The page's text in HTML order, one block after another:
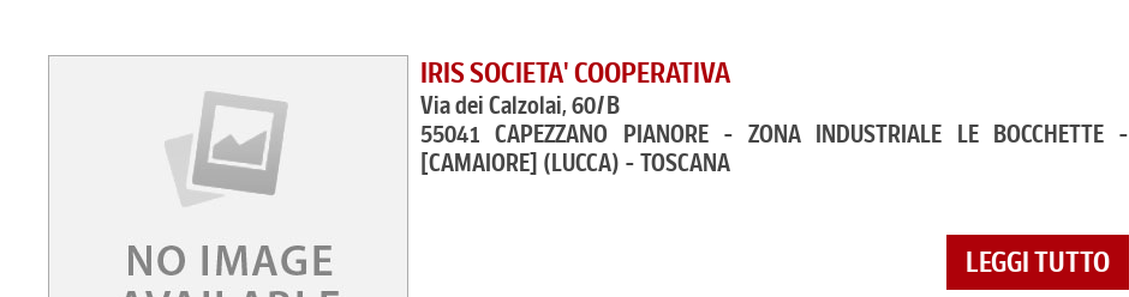
IRIS SOCIETA' COOPERATIVA
Via dei Calzolai, 60/B
55041 CAPEZZANO PIANORE - ZONA INDUSTRIALE LE BOCCHETTE -
[CAMAIORE] (LUCCA) - TOSCANA
LEGGI TUTTO